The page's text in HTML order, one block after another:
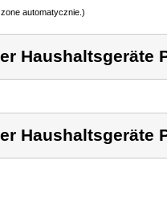
automatycznie.)
Haushaltsgeräte
Haushaltsgeräte